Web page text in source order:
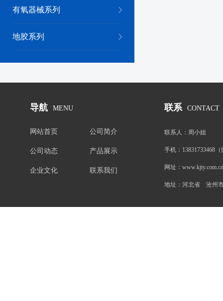
有氧器械系列
地胶系列
导航 MENU
网站首页 公司简介
公司动态 产品展示
企业文化 联系我们
联系 CONTACT
联系人： 周小姐
手机： 13831733468
网址： www.kjty.com.cn
地址： 河北省 沧州